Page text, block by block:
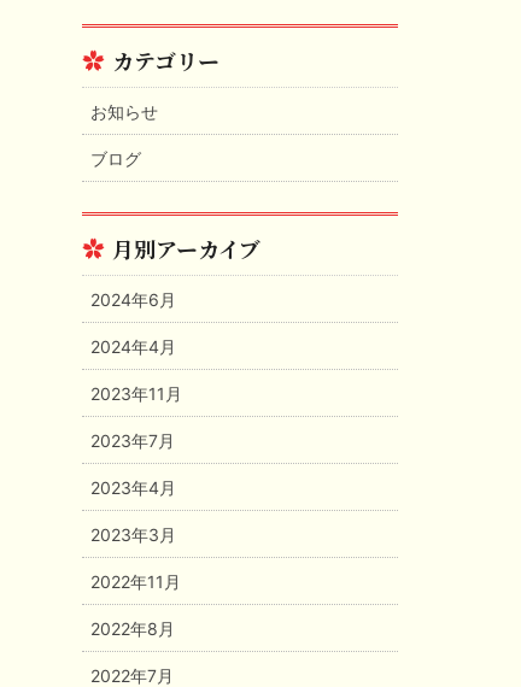
カテゴリー
お知らせ
ブログ
月別アーカイブ
2024年6月
2024年4月
2023年11月
2023年7月
2023年4月
2023年3月
2022年11月
2022年8月
2022年7月